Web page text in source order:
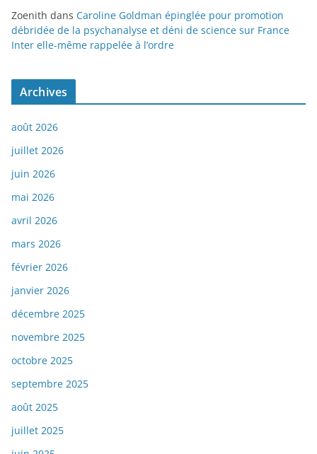
Zoenith dans Caroline Goldman épinglée pour promotion
débridée de la psychanalyse et déni de science sur France
Inter elle-même rappelée à l’ordre
Archives
août 2026
juillet 2026
juin 2026
mai 2026
avril 2026
mars 2026
février 2026
janvier 2026
décembre 2025
novembre 2025
octobre 2025
septembre 2025
août 2025
juillet 2025